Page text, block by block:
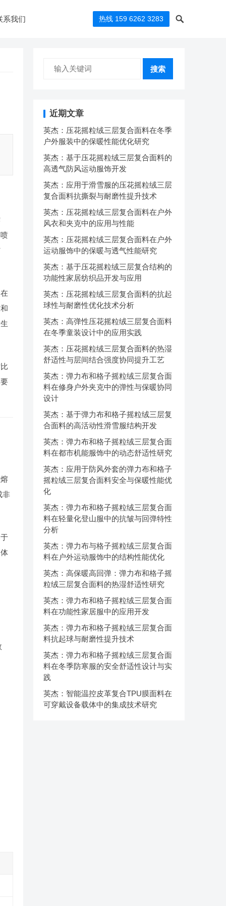
系我们 热线 159 6262 3283
非
搜索
近期文章
英杰：压花摇粒绒三层复合面料在冬季
户外服装中的保暖性能优化研究
英杰：基于压花摇粒绒三层复合面料的
高透气防风运动服饰开发
英杰：应用于滑雪服的压花摇粒绒三层
复合面料抗撕裂与耐磨性提升技术
英杰：压花摇粒绒三层复合面料在户外
风衣和夹克中的应用与性能
英杰：压花摇粒绒三层复合面料在户外
运动服饰中的保暖与透气性能研究
英杰：基于压花摇粒绒三层复合结构的
功能性家居纺织品开发与应用
英杰：压花摇粒绒三层复合面料的抗起
球性与耐磨性优化技术分析
英杰：高弹性压花摇粒绒三层复合面料
在冬季童装设计中的应用实践
英杰：压花摇粒绒三层复合面料的热湿
舒适性与层间结合强度协同提升工艺
英杰：弹力布和格子摇粒绒三层复合面
料在修身户外夹克中的弹性与保暖协同
设计
英杰：基于弹力布和格子摇粒绒三层复
合面料的高活动性滑雪服结构开发
英杰：弹力布和格子摇粒绒三层复合面
料在都市机能服饰中的动态舒适性研究
英杰：应用于防风外套的弹力布和格子
摇粒绒三层复合面料安全与保暖性能优
化
英杰：弹力布和格子摇粒绒三层复合面
料在轻量化登山服中的抗皱与回弹特性
分析
英杰：弹力布与格子摇粒绒三层复合面
料在户外运动服饰中的结构性能优化
英杰：高保暖高回弹：弹力布和格子摇
粒绒三层复合面料的热湿舒适性研究
英杰：弹力布和格子摇粒绒三层复合面
料在功能性家居服中的应用开发
英杰：弹力布和格子摇粒绒三层复合面
料抗起球与耐磨性提升技术
英杰：弹力布和格子摇粒绒三层复合面
料在冬季防寒服的安全舒适性设计与实
践
英杰：智能温控皮革复合TPU膜面料在
可穿戴设备载体中的集成技术研究